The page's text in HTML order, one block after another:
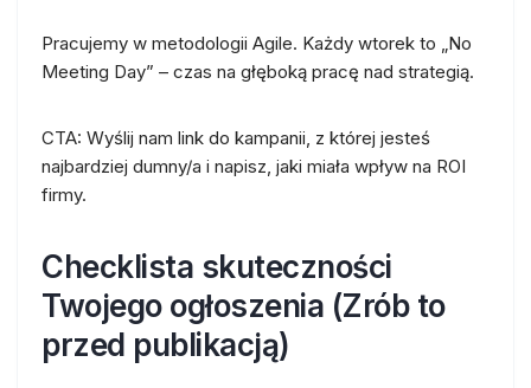
Pracujemy w metodologii Agile. Każdy wtorek to „No
Meeting Day” – czas na głęboką pracę nad strategią.
CTA: Wyślij nam link do kampanii, z której jesteś
najbardziej dumny/a i napisz, jaki miała wpływ na ROI
firmy.
Checklista skuteczności
Twojego ogłoszenia (Zrób to
przed publikacją)